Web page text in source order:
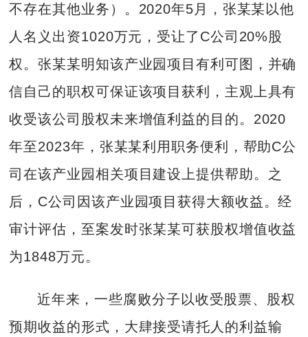
不存在其他业务）。2020年5月，张某某以他
人名义出资1020万元，受让了C公司20%股
权。张某某明知该产业园项目有利可图，并确
信自己的职权可保证该项目获利，主观上具有
收受该公司股权未来增值利益的目的。2020
年至2023年，张某某利用职务便利，帮助C公
司在该产业园相关项目建设上提供帮助。之
后，C公司因该产业园项目获得大额收益。经
审计评估，至案发时张某某可获股权增值收益
为1848万元。
近年来，一些腐败分子以收受股票、股权
预期收益的形式，大肆接受请托人的利益输